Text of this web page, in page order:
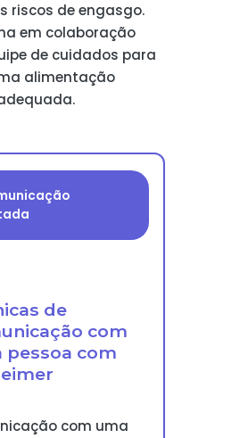
riscos de engasgo.
em colaboração
de cuidados para
alimentação
de
com
pessoa com
com uma